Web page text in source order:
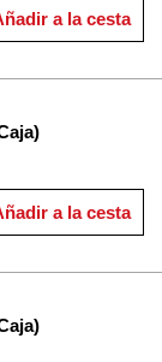
a la cesta
a la cesta